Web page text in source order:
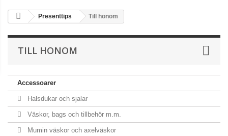
Presenttips Till honom
TILL HONOM
Accessoarer
Halsdukar och sjalar
Väskor, bags och tillbehör m.m.
Mumin väskor och axelväskor